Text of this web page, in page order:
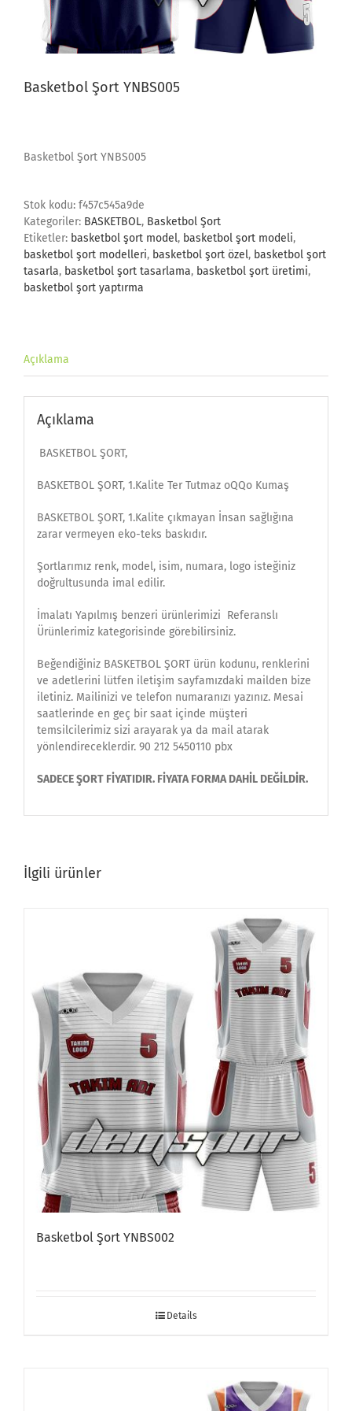
Basketbol Şort YNBS005
Basketbol Şort YNBS005
Stok kodu: f457c545a9de
Kategoriler: BASKETBOL, Basketbol Şort
Etiketler: basketbol şort model, basketbol şort modeli,
basketbol şort modelleri, basketbol şort özel, basketbol şort
tasarla, basketbol şort tasarlama, basketbol şort üretimi,
basketbol şort yaptırma
Açıklama
Açıklama
BASKETBOL ŞORT,
BASKETBOL ŞORT, 1.Kalite Ter Tutmaz oQQo Kumaş
BASKETBOL ŞORT, 1.Kalite çıkmayan İnsan sağlığına
zarar vermeyen eko-teks baskıdır.
Şortlarımız renk, model, isim, numara, logo isteğiniz
doğrultusunda imal edilir.
İmalatı Yapılmış benzeri ürünlerimizi Referanslı
Ürünlerimiz kategorisinde görebilirsiniz.
Beğendiğiniz BASKETBOL ŞORT ürün kodunu, renklerini
ve adetlerini lütfen iletişim sayfamızdaki mailden bize
iletiniz. Mailinizi ve telefon numaranızı yazınız. Mesai
saatlerinde en geç bir saat içinde müşteri
temsilcilerimiz sizi arayarak ya da mail atarak
yönlendireceklerdir. 90 212 5450110 pbx
SADECE ŞORT FİYATIDIR. FİYATA FORMA DAHİL DEĞİLDİR.
İlgili ürünler
Basketbol Şort YNBS002
Details